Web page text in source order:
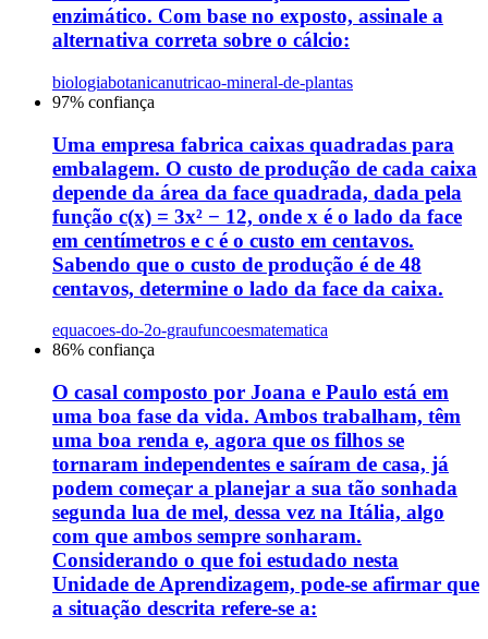
enzimático. Com base no exposto, assinale a
alternativa correta sobre o cálcio:
biologiabotanicanutricao-mineral-de-plantas
97% confiança
Uma empresa fabrica caixas quadradas para
embalagem. O custo de produção de cada caixa
depende da área da face quadrada, dada pela
função c(x) = 3x² − 12, onde x é o lado da face
em centímetros e c é o custo em centavos.
Sabendo que o custo de produção é de 48
centavos, determine o lado da face da caixa.
equacoes-do-2o-graufuncoesmatematica
86% confiança
O casal composto por Joana e Paulo está em
uma boa fase da vida. Ambos trabalham, têm
uma boa renda e, agora que os filhos se
tornaram independentes e saíram de casa, já
podem começar a planejar a sua tão sonhada
segunda lua de mel, dessa vez na Itália, algo
com que ambos sempre sonharam.
Considerando o que foi estudado nesta
Unidade de Aprendizagem, pode-se afirmar que
a situação descrita refere-se a: